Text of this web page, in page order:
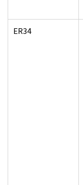
ER34